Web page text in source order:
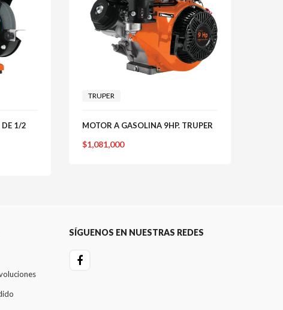
DE 1/2
TRUPER
MOTOR A GASOLINA 9HP. TRUPER
$1,081,000
SÍGUENOS EN NUESTRAS REDES